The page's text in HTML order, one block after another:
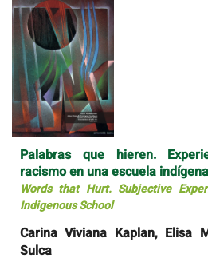
Palabras que hieren.
racismo en una escuela indígena
Words that Hurt. Subjective
Indigenous School
Carina Viviana Kaplan, Elisa
Sulca